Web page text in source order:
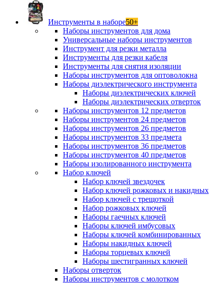
Инструменты в наборе50+
Наборы инструментов для дома
Универсальные наборы инструментов
Инструмент для резки металла
Инструменты для резки кабеля
Инструменты для снятия изоляции
Наборы инструментов для оптоволокна
Наборы диэлектрического инструмента
Наборы диэлектрических ключей
Наборы диэлектрических отверток
Наборы инструментов 12 предметов
Наборы инструментов 24 предметов
Наборы инструментов 26 предметов
Наборы инструментов 33 предмета
Наборы инструментов 36 предметов
Наборы инструментов 40 предметов
Наборы изолированного инструмента
Набор ключей
Набор ключей звездочек
Набор ключей рожковых и накидных
Набор ключей с трещоткой
Набор рожковых ключей
Наборы гаечных ключей
Наборы ключей имбусовых
Наборы ключей комбинированных
Наборы накидных ключей
Наборы торцевых ключей
Наборы шестигранных ключей
Наборы отверток
Наборы инструментов с молотком